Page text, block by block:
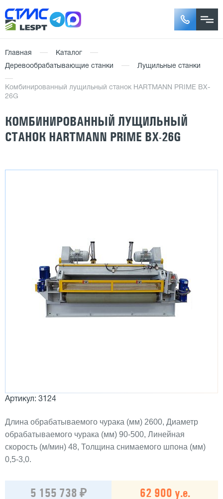
Главная
Каталог
Деревообрабатывающие станки
Лущильные станки
Комбинированный лущильный станок HARTMANN PRIME BX-
26G
КОМБИНИРОВАННЫЙ ЛУЩИЛЬНЫЙ
СТАНОК HARTMANN PRIME BX-26G
Артикул: 3124
Длина обрабатываемого чурака (мм) 2600, Диаметр
обрабатываемого чурака (мм) 90-500, Линейная
скорость (м/мин) 48, Толщина снимаемого шпона (мм)
0,5-3,0.
5 155 738 ₽ 62 900 у.е.